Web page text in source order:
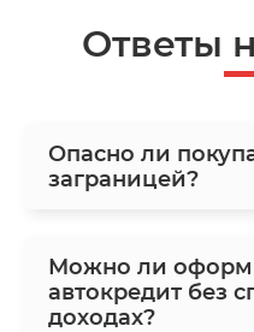
Ответы
Опасно ли
заграницей?
Можно ли
автокредит без
доходах?